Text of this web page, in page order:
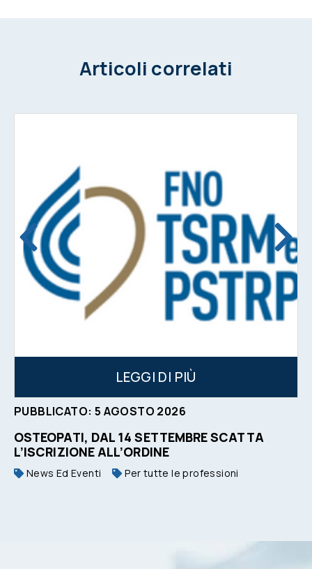
Articoli correlati
LEGGI DI PIÙ
PUBBLICATO: 5 AGOSTO 2026
OSTEOPATI, DAL 14 SETTEMBRE SCATTA
L’ISCRIZIONE ALL’ORDINE
News Ed Eventi Per tutte le professioni